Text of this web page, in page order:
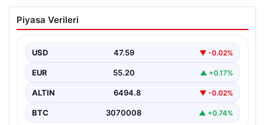
Dereye düştü: 3 yaşındaki Eslem,
hayatını kaybetti
Piyasa Verileri
USD 47.59 ▼ -0.02%
EUR 55.20 ▲ +0.17%
ALTIN 6494.8 ▼ -0.02%
BTC 3070008 ▲ +0.74%